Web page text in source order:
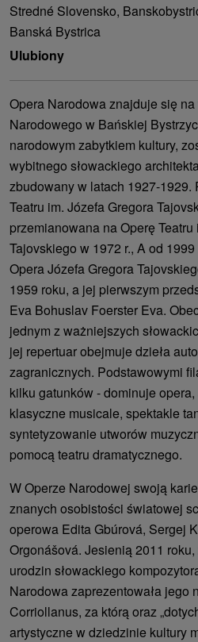
Stredné Slovensko,
Banská Bystrica
Ulubiony
Opera Narodowa znajduje się
Narodowego w Bańskiej
narodowym zabytkiem kultury,
wybitnego słowackiego
zbudowany w latach 1927-1929.
Teatru im. Józefa Gregora
przemianowana na Operę
Tajovskiego w 1972 r., A od
Opera Józefa Gregora
1959 roku, a jej pierwszym
Eva Bohuslav Foerster Eva.
jednym z ważniejszych
jej repertuar obejmuje dzieła
zagranicznych. Podstawowymi
kilku gatunków - dominuje
klasyczne musicale, spektakle
syntetyzowanie utworów
pomocą teatru dramatycznego.
W Operze Narodowej swoją
znanych osobistości światowej
operowa Edita Gbúrová, Sergej
Orgonášová. Jesienią 2011
urodzin słowackiego
Narodowa zaprezentowała jego
Corriollanus, za którą oraz
artystyczne w dziedzinie kultury